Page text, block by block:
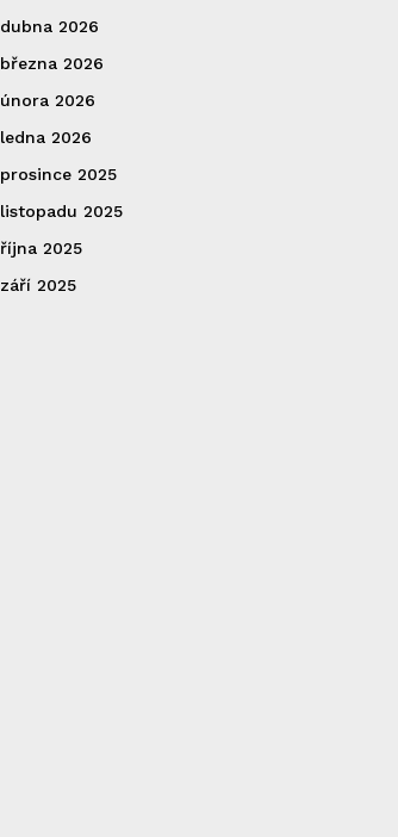
dubna 2026
března 2026
února 2026
ledna 2026
prosince 2025
listopadu 2025
října 2025
září 2025